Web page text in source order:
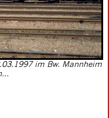
im Bw. Mannheim